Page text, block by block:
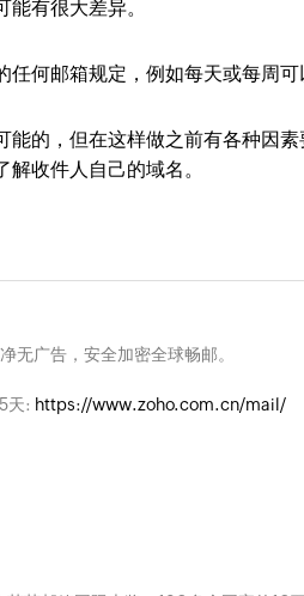
有很大差异。
邮箱规定，例如每天或每周可
的，但在这样做之前有各种因素
收件人自己的域名。
无广告，安全加密全球畅邮。
天: https://www.zoho.com.cn/mail/